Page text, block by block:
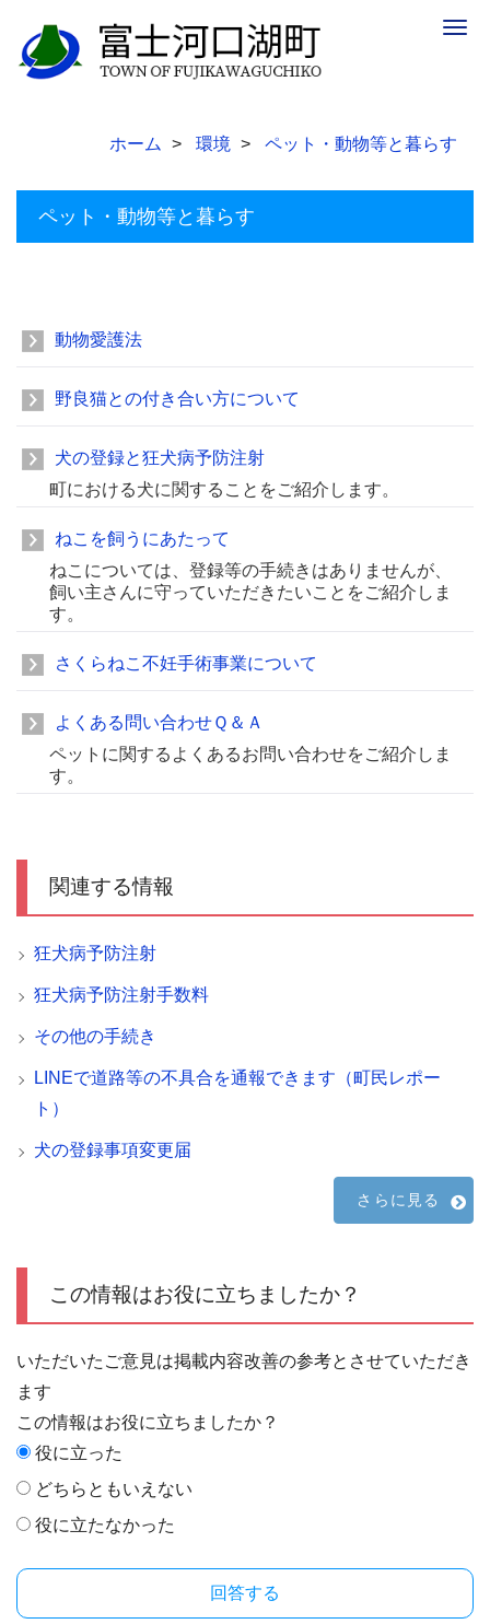
ホーム 環境 ペット・動物等と暮らす
ペット・動物等と暮らす
動物愛護法
野良猫との付き合い方について
犬の登録と狂犬病予防注射
町における犬に関することをご紹介します。
ねこを飼うにあたって
ねこについては、登録等の手続きはありませんが、
飼い主さんに守っていただきたいことをご紹介しま
す。
さくらねこ不妊手術事業について
よくある問い合わせＱ＆Ａ
ペットに関するよくあるお問い合わせをご紹介しま
す。
関連する情報
狂犬病予防注射
狂犬病予防注射手数料
その他の手続き
LINEで道路等の不具合を通報できます（町民レポー
ト）
犬の登録事項変更届
さらに見る
この情報はお役に立ちましたか？
いただいたご意見は掲載内容改善の参考とさせていただき
ます
この情報はお役に立ちましたか？
役に立った
どちらともいえない
役に立たなかった